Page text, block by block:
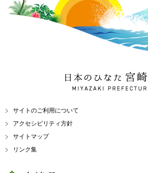
日本のひなた 宮崎県
MIYAZAKI PREFECTURE
サイトのご利用について
アクセシビリティ方針
サイトマップ
リンク集